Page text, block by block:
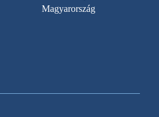
Magyarország